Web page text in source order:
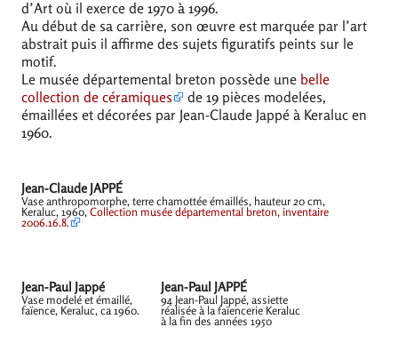
d’Art où il exerce de 1970 à 1996.
Au début de sa carrière, son œuvre est marquée par l’art
abstrait puis il affirme des sujets figuratifs peints sur le
motif.
Le musée départemental breton possède une belle
collection de céramiques
de 19 pièces modelées,
émaillées et décorées par Jean-Claude Jappé à Keraluc en
1960.
Jean-Claude JAPPÉ
Vase anthropomorphe, terre chamottée émaillés, hauteur 20 cm,
Keraluc, 1960, Collection musée départemental breton, inventaire
2006.16.8.
Jean-Paul Jappé
Vase modelé et émaillé,
faïence, Keraluc, ca 1960.
Jean-Paul JAPPÉ
94 Jean-Paul Jappé, assiette
réalisée à la faïencerie Keraluc
à la fin des années 1950